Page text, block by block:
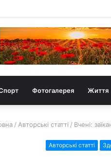
Фотогалерея Життя
/ Авторські статті / Вчені:
Авторські статті